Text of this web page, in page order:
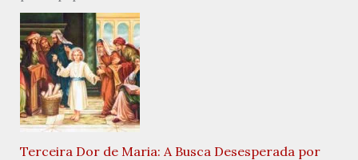
Terceira Dor de Maria: A Busca Desesperada por